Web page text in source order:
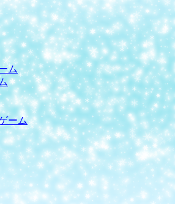
ム
ーム